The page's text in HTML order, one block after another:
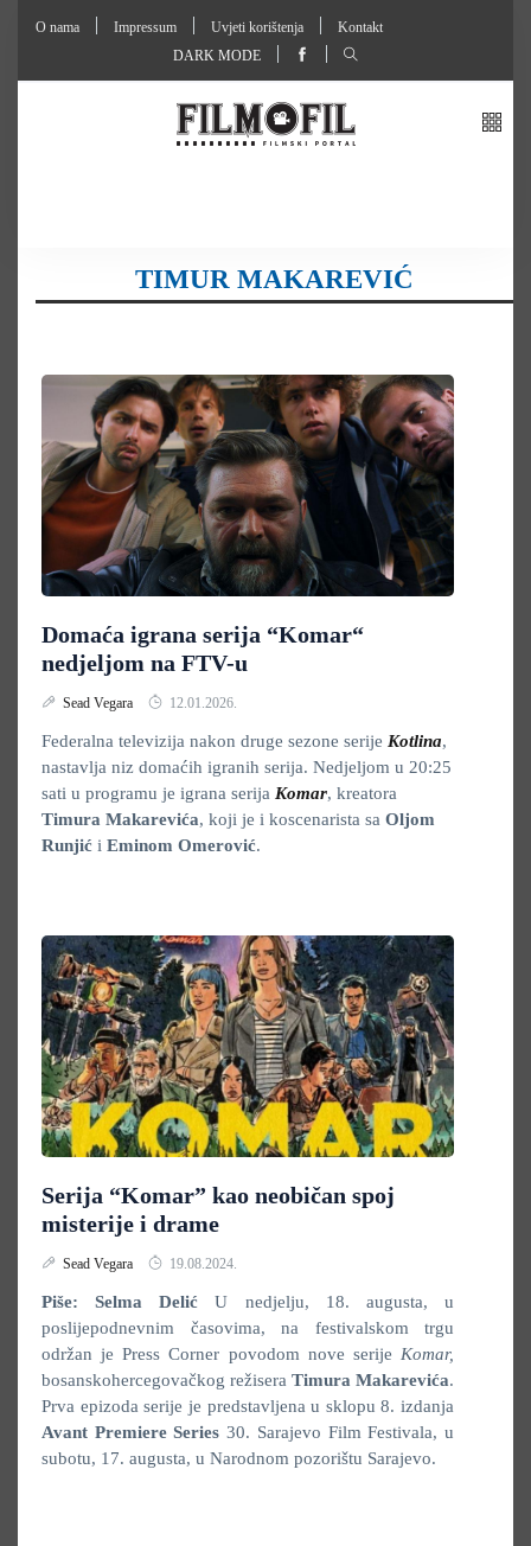
O nama Impressum Uvjeti korištenja
Kontakt
DARK MODE
TIMUR MAKAREVIĆ
Domaća igrana serija “Komar“
nedjeljom na FTV-u
Sead Vegara 12.01.2026.
Federalna televizija nakon druge sezone serije Kotlina,
nastavlja niz domaćih igranih serija. Nedjeljom u 20:25
sati u programu je igrana serija Komar, kreatora
Timura Makarevića, koji je i koscenarista sa Oljom
Runjić i Eminom Omerović.
Serija “Komar” kao neobičan spoj
misterije i drame
Sead Vegara 19.08.2024.
Piše: Selma Delić U nedjelju, 18. augusta, u
poslijepodnevnim časovima, na festivalskom trgu
održan je Press Corner povodom nove serije Komar,
bosanskohercegovačkog režisera Timura Makarevića.
Prva epizoda serije je predstavljena u sklopu 8. izdanja
Avant Premiere Series 30. Sarajevo Film Festivala, u
subotu, 17. augusta, u Narodnom pozorištu Sarajevo.